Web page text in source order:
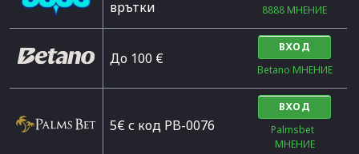
врътки 8888 МНЕНИЕ
Дo 100 €
ВХОД
Betano МНЕНИЕ
5€ с код PB-0076
ВХОД
Palmsbet
МНЕНИЕ